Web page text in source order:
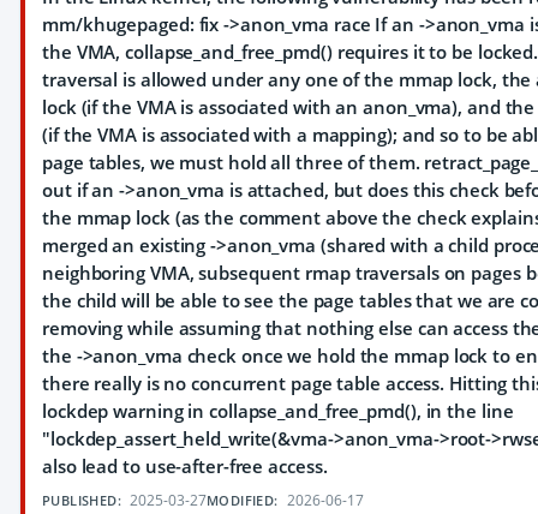
mm/khugepaged: fix ->anon_vma race If an ->anon_vma
the VMA, collapse_and_free_pmd() requires it to be
traversal is allowed under any one of the mmap lock, the
lock (if the VMA is associated with an anon_vma), and
(if the VMA is associated with a mapping); and so to be
page tables, we must hold all three of them.
out if an ->anon_vma is attached, but does this check
the mmap lock (as the comment above the check
merged an existing ->anon_vma (shared with a child
neighboring VMA, subsequent rmap traversals on pages
the child will be able to see the page tables that we are
removing while assuming that nothing else can access
the ->anon_vma check once we hold the mmap lock to
there really is no concurrent page table access. Hitting
lockdep warning in collapse_and_free_pmd(), in the line
"lockdep_assert_held_write(&vma->anon_vma->root-
also lead to use-after-free access.
PUBLISHED: 2025-03-27MODIFIED: 2026-06-17